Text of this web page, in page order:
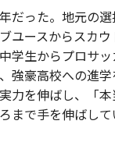
だった。地元の
ユースからスカ
学生からプロサ
強豪高校への進
力を伸ばし、「
まで手を伸ばして